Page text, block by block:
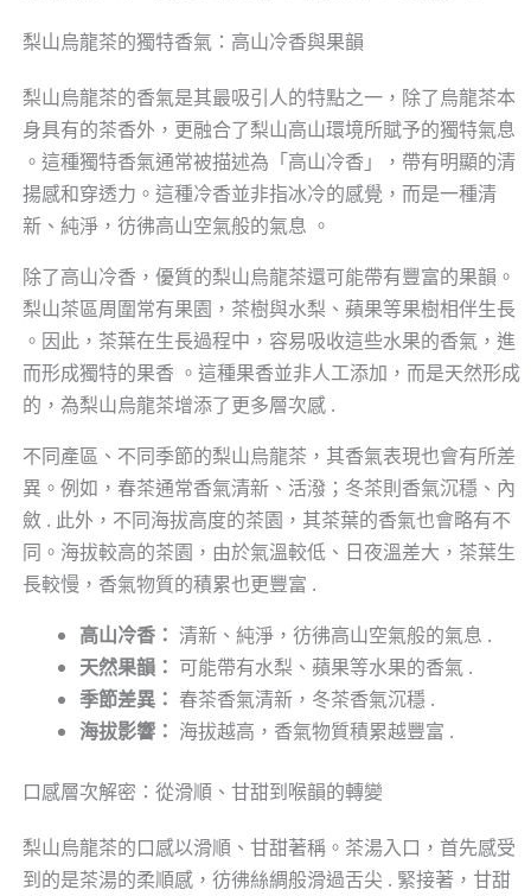
梨山烏龍茶的獨特香氣：高山冷香與果韻
梨山烏龍茶的香氣是其最吸引人的特點之一，除了烏龍茶本
身具有的茶香外，更融合了梨山高山環境所賦予的獨特氣息
。這種獨特香氣通常被描述為「高山冷香」，帶有明顯的清
揚感和穿透力。這種冷香並非指冰冷的感覺，而是一種清
新、純淨，彷彿高山空氣般的氣息 。
除了高山冷香，優質的梨山烏龍茶還可能帶有豐富的果韻。
梨山茶區周圍常有果園，茶樹與水梨、蘋果等果樹相伴生長
。因此，茶葉在生長過程中，容易吸收這些水果的香氣，進
而形成獨特的果香 。這種果香並非人工添加，而是天然形成
的，為梨山烏龍茶增添了更多層次感 .
不同產區、不同季節的梨山烏龍茶，其香氣表現也會有所差
異。例如，春茶通常香氣清新、活潑；冬茶則香氣沉穩、內
斂 . 此外，不同海拔高度的茶園，其茶葉的香氣也會略有不
同。海拔較高的茶園，由於氣溫較低、日夜溫差大，茶葉生
長較慢，香氣物質的積累也更豐富 .
高山冷香： 清新、純淨，彷彿高山空氣般的氣息 .
天然果韻： 可能帶有水梨、蘋果等水果的香氣 .
季節差異： 春茶香氣清新，冬茶香氣沉穩 .
海拔影響： 海拔越高，香氣物質積累越豐富 .
口感層次解密：從滑順、甘甜到喉韻的轉變
梨山烏龍茶的口感以滑順、甘甜著稱。茶湯入口，首先感受
到的是茶湯的柔順感，彷彿絲綢般滑過舌尖 . 緊接著，甘甜